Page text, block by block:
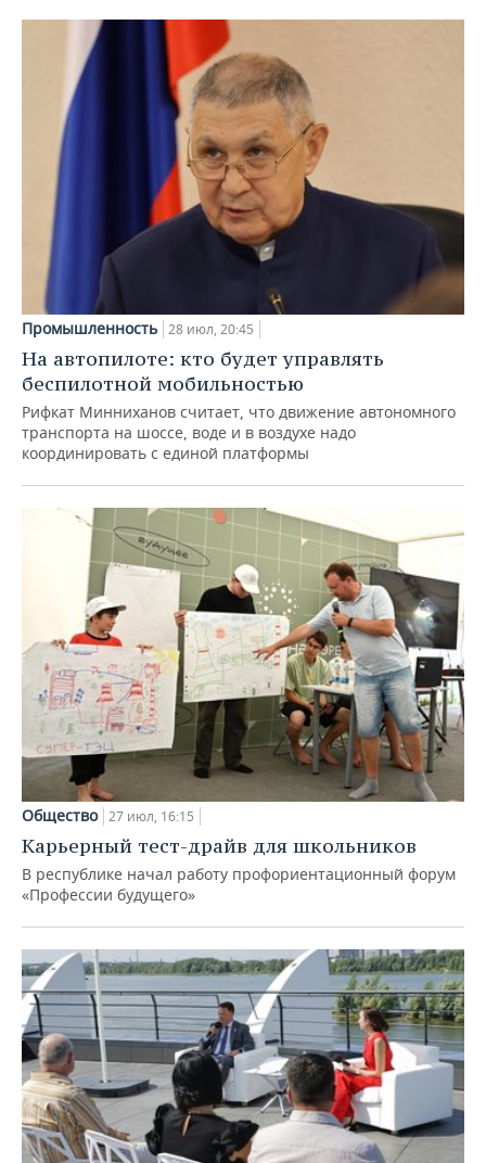
Промышленность 28 июл, 20:45
На автопилоте: кто будет управлять
беспилотной мобильностью
Рифкат Минниханов считает, что движение автономного
транспорта на шоссе, воде и в воздухе надо
координировать с единой платформы
Общество 27 июл, 16:15
Карьерный тест-драйв для школьников
В республике начал работу профориентационный форум
«Профессии будущего»